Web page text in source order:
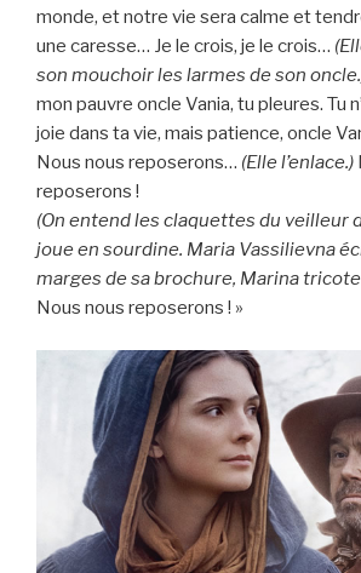
monde, et notre vie sera calme et
une caresse… Je le crois, je le crois…
son mouchoir les larmes de son
mon pauvre oncle Vania, tu pleures. Tu
joie dans ta vie, mais patience, oncle
Nous nous reposerons… (Elle l’enlace.)
reposerons !
(On entend les claquettes du veilleur
joue en sourdine. Maria Vassilievna
marges de sa brochure, Marina tricote
Nous nous reposerons ! »